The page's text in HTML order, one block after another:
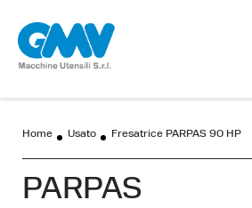
Home Usato Fresatrice PARPAS 90 HP
PARPAS